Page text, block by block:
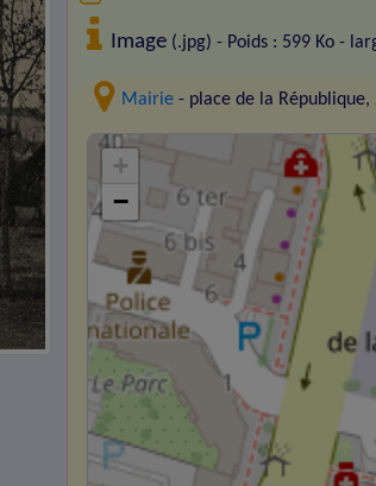
Image (.jpg) - Poids : 599 Ko -
Mairie - place de la République,
+
−